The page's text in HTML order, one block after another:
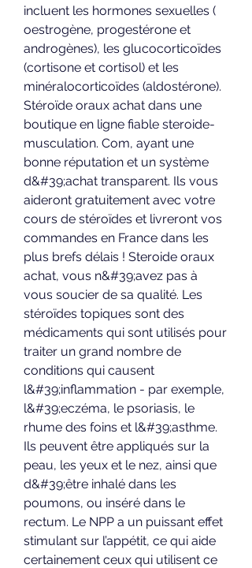
incluent les hormones sexuelles (
oestrogène, progestérone et
androgènes), les glucocorticoïdes
(cortisone et cortisol) et les
minéralocorticoïdes (aldostérone).
Stéroïde oraux achat dans une
boutique en ligne fiable steroide-
musculation. Com, ayant une
bonne réputation et un système
d&#39;achat transparent. Ils vous
aideront gratuitement avec votre
cours de stéroïdes et livreront vos
commandes en France dans les
plus brefs délais ! Steroide oraux
achat, vous n&#39;avez pas à
vous soucier de sa qualité. Les
stéroïdes topiques sont des
médicaments qui sont utilisés pour
traiter un grand nombre de
conditions qui causent
l&#39;inflammation - par exemple,
l&#39;eczéma, le psoriasis, le
rhume des foins et l&#39;asthme.
Ils peuvent être appliqués sur la
peau, les yeux et le nez, ainsi que
d&#39;être inhalé dans les
poumons, ou inséré dans le
rectum. Le NPP a un puissant effet
stimulant sur l’appétit, ce qui aide
certainement ceux qui utilisent ce